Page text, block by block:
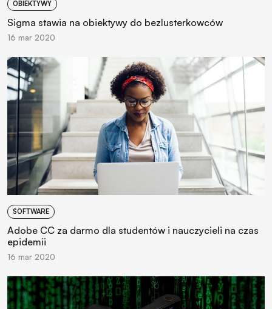
OBIEKTYWY
Sigma stawia na obiektywy do bezlusterkowców
16 mar 2020
SOFTWARE
Adobe CC za darmo dla studentów i nauczycieli na czas
epidemii
16 mar 2020